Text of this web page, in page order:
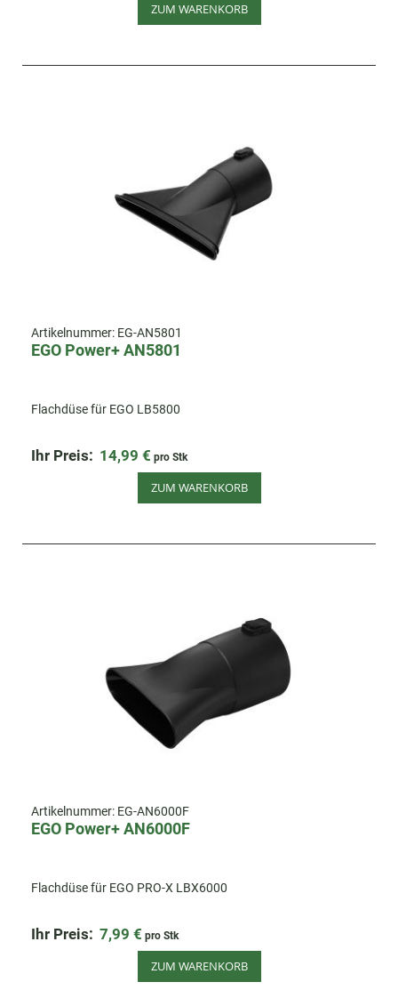
ZUM WARENKORB
Artikelnummer: EG-AN5801
EGO Power+ AN5801
Flachdüse für EGO LB5800
Ihr Preis: 14,99 € pro Stk
ZUM WARENKORB
Artikelnummer: EG-AN6000F
EGO Power+ AN6000F
Flachdüse für EGO PRO-X LBX6000
Ihr Preis: 7,99 € pro Stk
ZUM WARENKORB